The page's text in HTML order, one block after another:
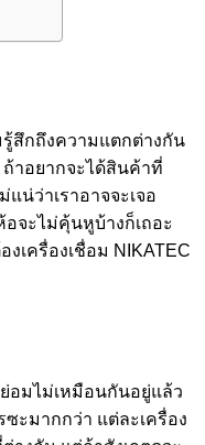
สึกถึงความแตกต่างกัน
าอยากจะได้สินค้าที่
น่ว่าเราอาจจะเจอ
จะไม่คุ้นหูบ้างก็เถอะ
เครื่องเชื่อม NIKATEC
อมไม่เหมือนกันอยู่แล้ว
ะมากกว่า แต่ละเครื่อง